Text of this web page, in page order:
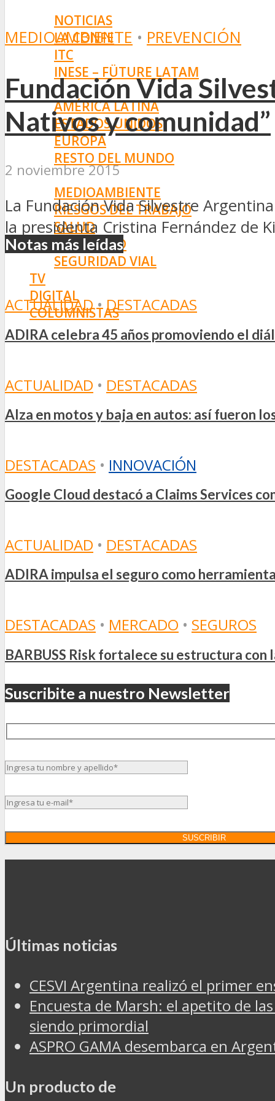
NOTICIAS
LA CONFE
ITC
INESE – FÜTURE LATAM
INTERNACIONALES
AMÉRICA LATINA
ESTADOS UNIDOS
EUROPA
RESTO DEL MUNDO
PREVENCIÓN
MEDIOAMBIENTE
RIESGOS DEL TRABAJO
SALUD
SEGURIDAD
SEGURIDAD VIAL
TV
DIGITAL
COLUMNISTAS
ESTADÍSTICAS
MEDIOAMBIENTE • PREVENCIÓN
Fundación Vida
Nativos y comunidad”
2 noviembre 2015
La Fundación Vida Silvestre
la presidenta Cristina Fernández de
Notas más leídas
ACTUALIDAD•DESTACADAS
ADIRA celebra 45 años promoviendo el
ACTUALIDAD • DESTACADAS
Alza en motos y baja en autos: así fueron
DESTACADAS • INNOVACIÓN
Google Cloud destacó a Claims Services
ACTUALIDAD • DESTACADAS
ADIRA impulsa el seguro como
DESTACADAS • MERCADO • SEGUROS
BARBUSS Risk fortalece su estructura
Suscribite a nuestro Newsletter
Últimas noticias
CESVI Argentina realizó el primer
Encuesta de Marsh: el apetito de
siendo primordial
ASPRO GAMA desembarca en
Un producto de